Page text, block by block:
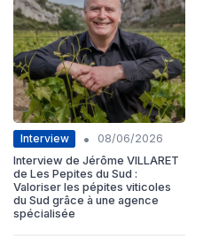
Interview •
08/06/2026
Interview de Jérôme VILLARET
de Les Pepites du Sud :
Valoriser les pépites viticoles
du Sud grâce à une agence
spécialisée